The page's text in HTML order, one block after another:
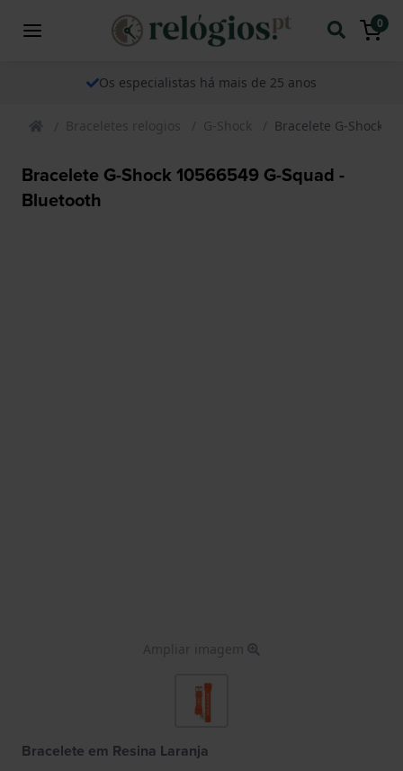
0
Os especialistas há mais de 25 anos
Braceletes relogios G-Shock Bracelete G-Shock
Bracelete G-Shock 10566549 G-Squad -
Bluetooth
Ampliar imagem
Bracelete em Resina Laranja